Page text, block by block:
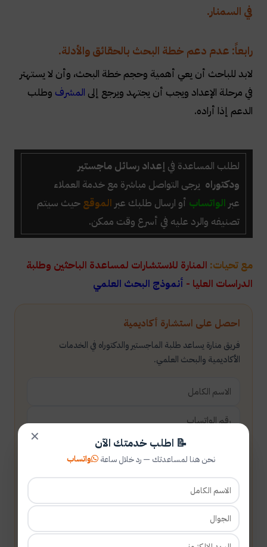
احصل على استشارة أكاديمية
فريق منارة يساعد طلبة الماجستير والدكتوراه في الخدمات
الأكاديمية والبحث العلمي.
في السمنار.
رابعاً: عدم دعم خطة البحث بالحقائق والأدلة.
لابد للباحث أن يعي أهمية وحجم خطة البحث، وأن لا يستهتر
في مرحلة الإعداد ويجب أن يجتهد ويرجع إلى المشرف وطلب
الدعم إذا أراده.
لطلب المساعدة في إعداد رسائل ماجستير
ودكتوراه يرجى التواصل مباشرة مع خدمة العملاء
عبر الواتساب أو ارسال طلبك عبر الموقع حيث سيتم
تصنيفه والرد عليه في أسرع وقت ممكن.
مع تحيات: المنارة للاستشارات لمساعدة الباحثين وطلبة
الدراسات العليا - أنموذج البحث العلمي
✕ 📝 اطلب خدمتك الآن
نحن هنا لمساعدتك — رد خلال ساعة واتساب